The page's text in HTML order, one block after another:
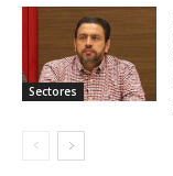
Sectores